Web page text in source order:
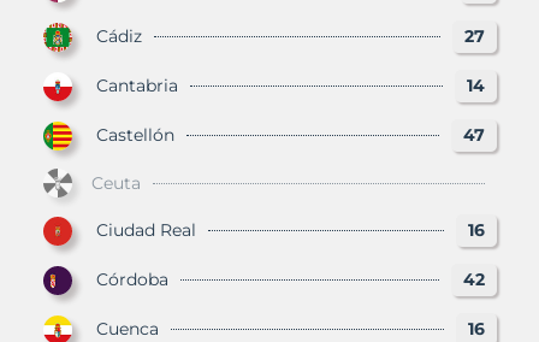
Cádiz 27
Cantabria 14
Castellón 47
Ceuta
Ciudad Real 16
Córdoba 42
Cuenca 16